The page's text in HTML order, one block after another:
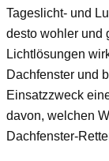
Tageslicht- und
desto wohler und
Lichtlösungen
Dachfenster und
Einsatzzweck
davon, welchen
Dachfenster-